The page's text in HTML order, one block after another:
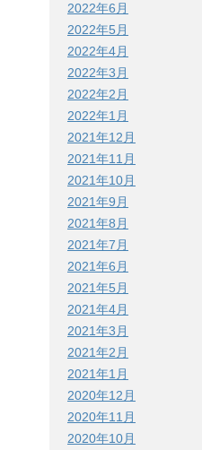
2022年6月
2022年5月
2022年4月
2022年3月
2022年2月
2022年1月
2021年12月
2021年11月
2021年10月
2021年9月
2021年8月
2021年7月
2021年6月
2021年5月
2021年4月
2021年3月
2021年2月
2021年1月
2020年12月
2020年11月
2020年10月